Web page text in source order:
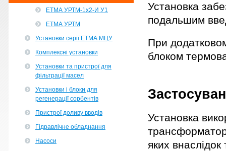
Установка
подальшим
При
блоком
Установка
яких внаслідок
ЕТМА УРТМ-1х2-И У1
ЕТМА УРТМ
Установки серії ЕТМА МЦУ
Комплексні установки
Установки та пристрої для
фільтрації масел
Установки і блоки для
регенерації сорбентів
Пристрої доливу вводів
Гідравлічне обладнання
Насоси